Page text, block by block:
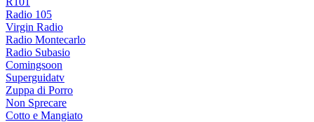
Radio 105
Virgin Radio
Radio Montecarlo
Radio Subasio
Comingsoon
Superguidatv
Zuppa di Porro
Non Sprecare
Cotto e Mangiato